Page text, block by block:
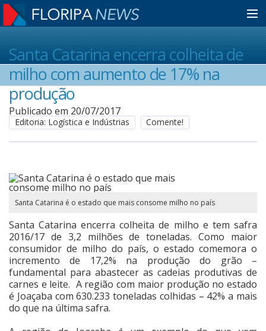
Home
Notícias
Colunistas
Guia de Serviços
Anuncie
Cinema
Agenda Cultural
Santa Catarina encerra colheita de
milho com aumento de 17% na
produção
Publicado em 20/07/2017
Editoria: Logística e Indústrias Comente!
Santa Catarina é o estado que mais consome milho no país
Santa Catarina encerra colheita de milho e tem safra
2016/17 de 3,2 milhões de toneladas. Como maior
consumidor de milho do país, o estado comemora o
incremento de 17,2% na produção do grão –
fundamental para abastecer as cadeias produtivas de
carnes e leite. A região com maior produção no estado
é Joaçaba com 630.233 toneladas colhidas – 42% a mais
do que na última safra.